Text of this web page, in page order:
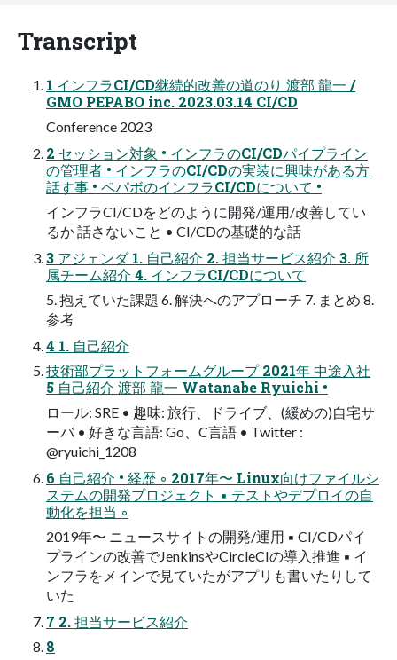
Transcript
1 インフラCI/CD継続的改善の道のり 渡部 龍一 /
GMO PEPABO inc. 2023.03.14 CI/CD
Conference 2023
2 セッション対象 • インフラのCI/CDパイプライン
の管理者 • インフラのCI/CDの実装に興味がある方
話す事 • ペパボのインフラCI/CDについて •
インフラCI/CDをどのように開発/運用/改善してい
るか 話さないこと • CI/CDの基礎的な話
3 アジェンダ 1. 自己紹介 2. 担当サービス紹介 3. 所
属チーム紹介 4. インフラCI/CDについて
5. 抱えていた課題 6. 解決へのアプローチ 7. まとめ 8.
参考
4 1. 自己紹介
技術部プラットフォームグループ 2021年 中途入社
5 自己紹介 渡部 龍一 Watanabe Ryuichi •
ロール: SRE • 趣味: 旅行、ドライブ、(緩めの)自宅サ
ーバ • 好きな言語: Go、C言語 • Twitter :
@ryuichi_1208
6 自己紹介 • 経歴 ◦ 2017年〜 Linux向けファイルシ
ステムの開発プロジェクト ▪ テストやデプロイの自
動化を担当 ◦
2019年〜 ニュースサイトの開発/運用 ▪ CI/CDパイ
プラインの改善でJenkinsやCircleCIの導入推進 ▪ イ
ンフラをメインで見ていたがアプリも書いたりして
いた
7 2. 担当サービス紹介
8